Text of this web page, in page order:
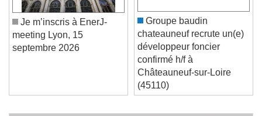
Je m’inscris à EnerJ-
meeting Lyon, 15
septembre 2026
Groupe baudin
chateauneuf recrute un(e)
développeur foncier
confirmé h/f à
Châteauneuf-sur-Loire
(45110)